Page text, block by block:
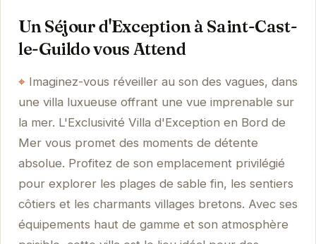
Un Séjour d'Exception à Saint-Cast-
le-Guildo vous Attend
Imaginez-vous réveiller au son des vagues, dans
une villa luxueuse offrant une vue imprenable sur
la mer. L'Exclusivité Villa d'Exception en Bord de
Mer vous promet des moments de détente
absolue. Profitez de son emplacement privilégié
pour explorer les plages de sable fin, les sentiers
côtiers et les charmants villages bretons. Avec ses
équipements haut de gamme et son atmosphère